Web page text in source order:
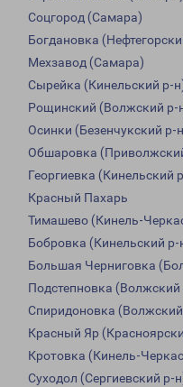
Соцгород (Самара)
Богдановка
Мехзавод (Самара)
Сырейка (Кинельский р-
Рощинский (Волжский р-
Осинки (Безенчукский р-
Обшаровка
Георгиевка (Кинельский
Красный Пахарь
Тимашево (Кинель-
Бобровка (Кинельский р-
Большая Черниговка
Подстепновка (Волжский
Спиридоновка
Красный Яр
Кротовка (Кинель-
Суходол (Сергиевский р-